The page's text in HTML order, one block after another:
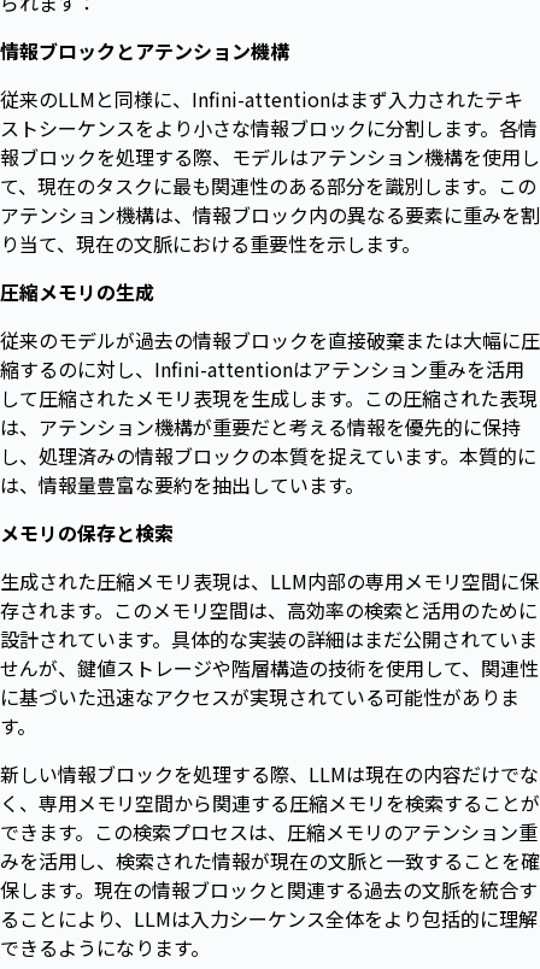
情報ブロックとアテンション機構
従来のLLMと同様に、Infini-attentionはまず入力されたテキ
ストシーケンスをより小さな情報ブロックに分割します。各情
報ブロックを処理する際、モデルはアテンション機構を使用し
て、現在のタスクに最も関連性のある部分を識別します。この
アテンション機構は、情報ブロック内の異なる要素に重みを割
り当て、現在の文脈における重要性を示します。
圧縮メモリの生成
従来のモデルが過去の情報ブロックを直接破棄または大幅に圧
縮するのに対し、Infini-attentionはアテンション重みを活用
して圧縮されたメモリ表現を生成します。この圧縮された表現
は、アテンション機構が重要だと考える情報を優先的に保持
し、処理済みの情報ブロックの本質を捉えています。本質的に
は、情報量豊富な要約を抽出しています。
メモリの保存と検索
生成された圧縮メモリ表現は、LLM内部の専用メモリ空間に保
存されます。このメモリ空間は、高効率の検索と活用のために
設計されています。具体的な実装の詳細はまだ公開されていま
せんが、鍵値ストレージや階層構造の技術を使用して、関連性
に基づいた迅速なアクセスが実現されている可能性がありま
す。
新しい情報ブロックを処理する際、LLMは現在の内容だけでな
く、専用メモリ空間から関連する圧縮メモリを検索することが
できます。この検索プロセスは、圧縮メモリのアテンション重
みを活用し、検索された情報が現在の文脈と一致することを確
保します。現在の情報ブロックと関連する過去の文脈を統合す
ることにより、LLMは入力シーケンス全体をより包括的に理解
できるようになります。